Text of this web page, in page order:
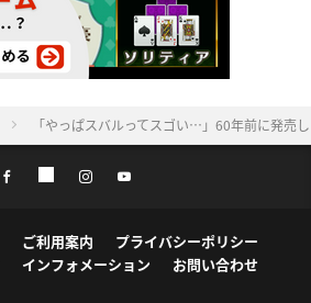
「やっぱスバルってスゴい…」60年前に発売
ご利用案内
プライバシーポリシー
インフォメーション お問い合わせ